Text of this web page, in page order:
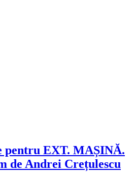
pentru EXT. MAȘINĂ.
de Andrei Crețulescu